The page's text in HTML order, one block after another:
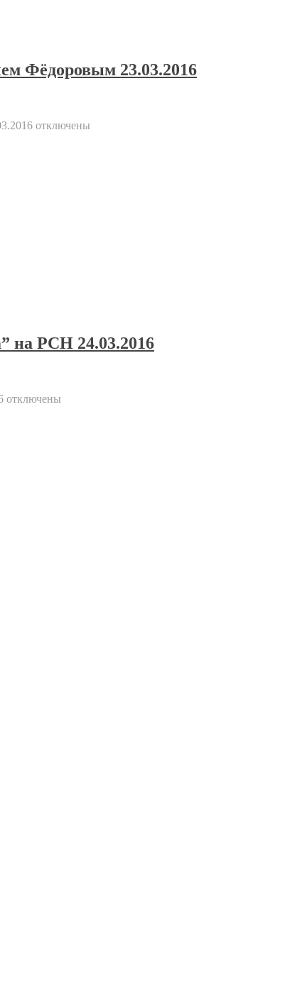
Фёдоровым 23.03.2016
отключены
на РСН 24.03.2016
отключены